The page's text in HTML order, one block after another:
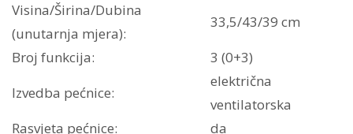
Visina/Širina/Dubina
(unutarnja mjera):
33,5/43/39 cm
Broj funkcija:
3 (0+3)
Izvedba pećnice:
električna
ventilatorska
Rasvjeta pećnice:
da